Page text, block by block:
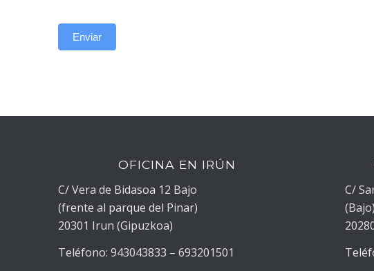
Enviar
OFICINA EN IRÚN
C/ Vera de Bidasoa 12 Bajo
(frente al parque del Pinar)
20301 Irun (Gipuzkoa)
Teléfono: 943043833 – 693201501
C/
(Bajo)